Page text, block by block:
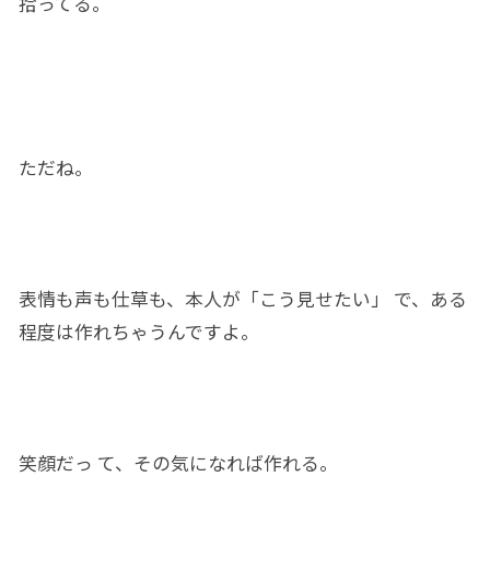
ただね。
表情も声も仕草も、 本人が「こう 見せたい」 で、ある
程度は作れちゃうんですよ。
笑顔だっ て、その気になれば作れる。